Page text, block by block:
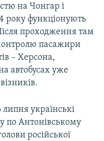
на Чонгар і
року функціонують
проходження там
пасажири
– Херсона,
автобусах уже
липня українські
по Антонівському
російської